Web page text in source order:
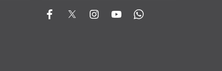
FacebookTwitter InstagramYouTube